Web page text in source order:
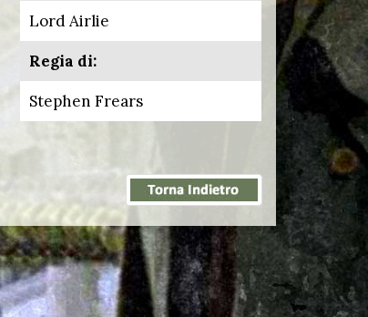
Lord Airlie
Regia di:
Stephen Frears